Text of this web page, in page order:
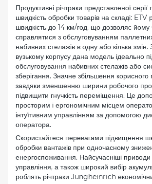
Продуктивні річтраки представленої серії
швидкість обробки товарів на складі: ETV
швидкість до 14 км/год, що дозволяє йому
справлятися з обслуговуванням
набивних стелажів в одну або кілька змін.
вузькому корпусу дана модель ідеально
обслуговування набивних стелажів або
зберігання. Значне збільшення корисного
завдяки зменшенню ширини робочого
підвищити гнучкість переміщення. Це
просторим і ергономічним місцем
інтуїтивним управлінням за допомогою
оператора.
Скористайтеся перевагами підвищення
обробки вантажів при одночасному
енергоспоживання. Найсучасніші приводи
управління, а також широкий вибір
роблять річтраки Jungheinrich